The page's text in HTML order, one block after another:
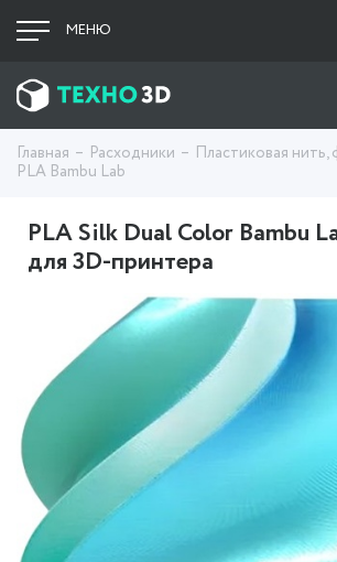
МЕНЮ
Главная Расходники Пластиковая нить,
PLA Bambu Lab
PLA Silk Dual Color Bambu
для 3D-принтера